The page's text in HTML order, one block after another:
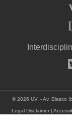
© 2026 UV. - Av. Blasco
Legal Disclaimer |